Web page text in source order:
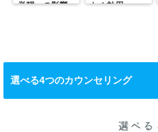
覚醒」の影響
わぬ効用
選べる4つのカウンセリング